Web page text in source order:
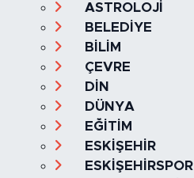
ASTROLOJİ
BELEDİYE
BİLİM
ÇEVRE
DİN
DÜNYA
EĞİTİM
ESKİŞEHİR
ESKİŞEHİRSPOR